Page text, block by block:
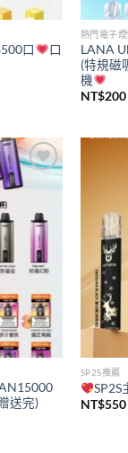
口
口
熱門電子
LANA
(特規磁
機
NT$200
Add to
送完)
SP2S推薦
SP2S
NT$550